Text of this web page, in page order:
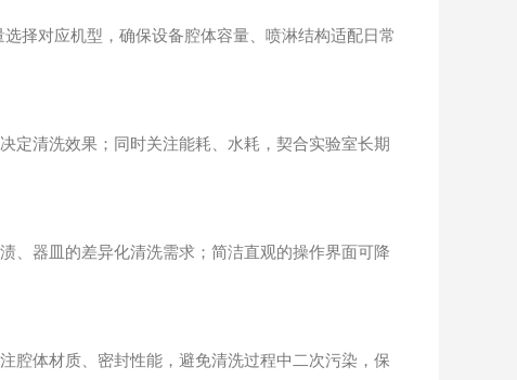
对应机型，确保设备腔体容量、喷淋结构适配日常
清洗效果；同时关注能耗、水耗，契合实验室长期
器皿的差异化清洗需求；简洁直观的操作界面可降
体材质、密封性能，避免清洗过程中二次污染，保